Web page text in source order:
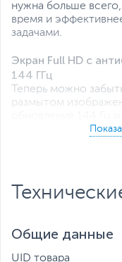
нужна больше
время и
задачами.
Экран Full HD с
144 ГГц
Теперь можно
размытом
игровой процесс
Общие данные
UID товара